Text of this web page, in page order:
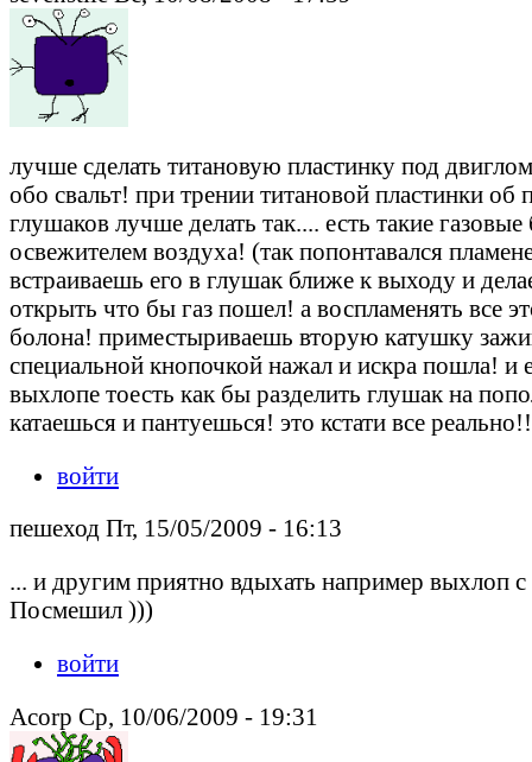
лучше сделать титановую пластинку под
обо свальт! при трении титановой пластинки об
глушаков лучше делать так.... есть такие
освежителем воздуха! (так попонтавался
встраиваешь его в глушак ближе к выходу и
открыть что бы газ пошел! а воспламенять все
болона! приместыриваешь вторую катушку
специальной кнопочкой нажал и искра пошла! и
выхлопе тоесть как бы разделить глушак на
катаешься и пантуешься! это кстати все
войти
пешеход Пт, 15/05/2009 - 16:13
... и другим приятно вдыхать например выхлоп с
Посмешил )))
войти
Acorp Ср, 10/06/2009 - 19:31